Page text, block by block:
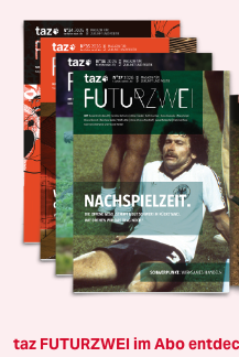
taz FUTURZWEI im Abo